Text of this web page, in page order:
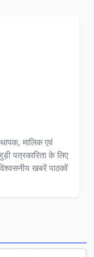
मालिक एवं
पत्रकारिता के लिए
खबरें पाठकों